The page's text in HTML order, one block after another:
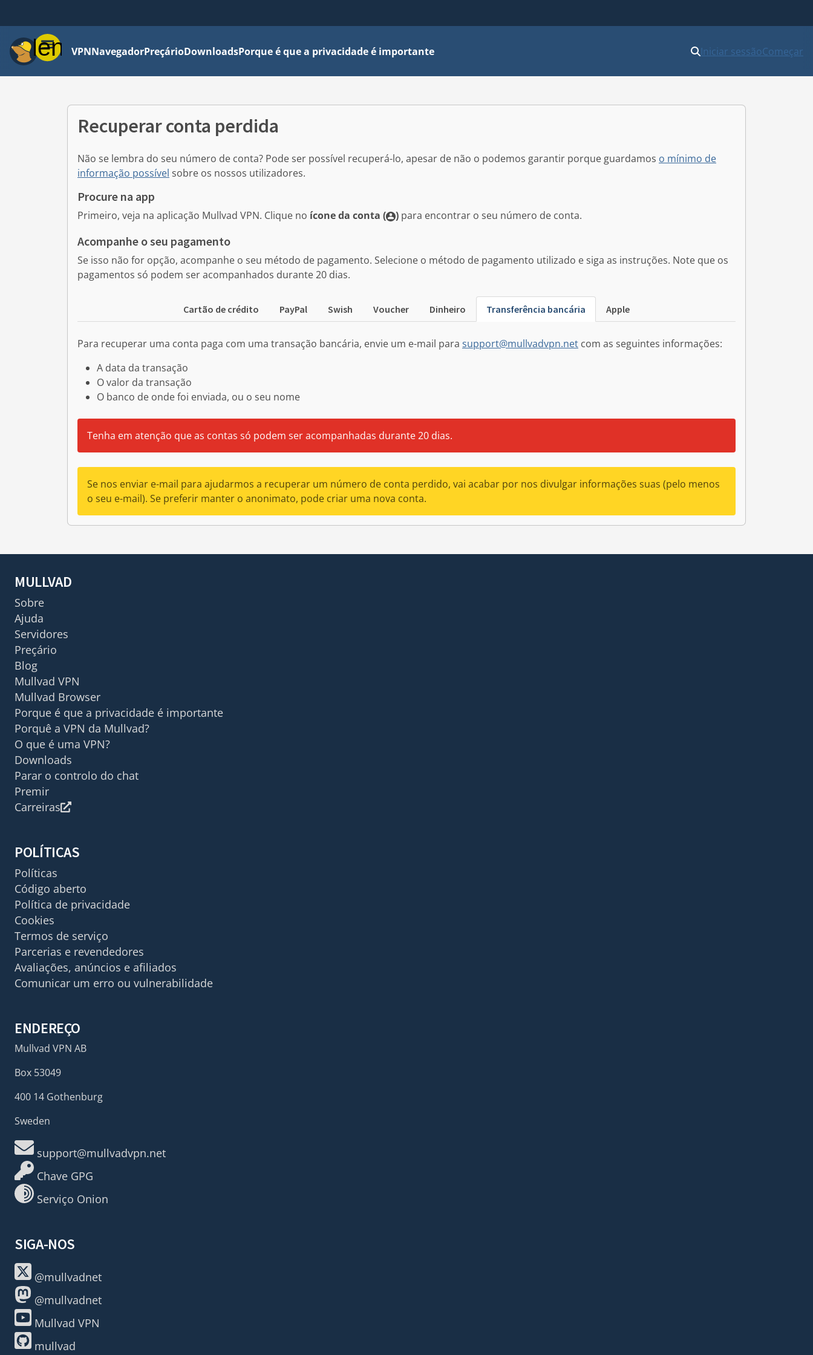
MenuVPNNavegadorPreçárioDownloadsPorque é que a privacidade é importante Iniciar sessãoComeçar
Recuperar conta perdida
Não se lembra do seu número de conta? Pode ser possível recuperá-lo, apesar de não o podemos garantir porque guardamos o mínimo de
informação possível sobre os nossos utilizadores.
Procure na app
Primeiro, veja na aplicação Mullvad VPN. Clique no ícone da conta ( ) para encontrar o seu número de conta.
Acompanhe o seu pagamento
Se isso não for opção, acompanhe o seu método de pagamento. Selecione o método de pagamento utilizado e siga as instruções. Note que os
pagamentos só podem ser acompanhados durante 20 dias.
Cartão de crédito PayPal Swish Voucher Dinheiro Transferência bancária Apple
Para recuperar uma conta paga com uma transação bancária, envie um e-mail para support@mullvadvpn.net com as seguintes informações:
A data da transação
O valor da transação
O banco de onde foi enviada, ou o seu nome
Tenha em atenção que as contas só podem ser acompanhadas durante 20 dias.
Se nos enviar e-mail para ajudarmos a recuperar um número de conta perdido, vai acabar por nos divulgar informações suas (pelo menos
o seu e-mail). Se preferir manter o anonimato, pode criar uma nova conta.
MULLVAD
Sobre
Ajuda
Servidores
Preçário
Blog
Mullvad VPN
Mullvad Browser
Porque é que a privacidade é importante
Porquê a VPN da Mullvad?
O que é uma VPN?
Downloads
Parar o controlo do chat
Premir
Carreiras
POLÍTICAS
Políticas
Código aberto
Política de privacidade
Cookies
Termos de serviço
Parcerias e revendedores
Avaliações, anúncios e afiliados
Comunicar um erro ou vulnerabilidade
ENDEREÇO
Mullvad VPN AB
Box 53049
400 14 Gothenburg
Sweden
support@mullvadvpn.net
Chave GPG
Serviço Onion
SIGA-NOS
@mullvadnet
@mullvadnet
Mullvad VPN
mullvad